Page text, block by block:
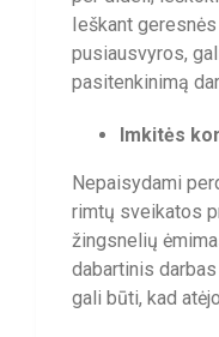
Ieškant
pusiausvyros,
pasitenkinimą
Imkitės
Nepaisydami
rimtų sveikatos
žingsnelių
dabartinis
gali būti, kad